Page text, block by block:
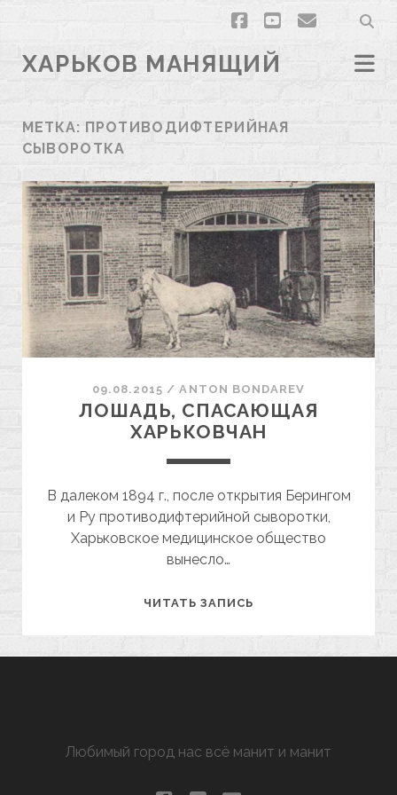
facebook
youtubeemail
ХАРЬКОВ МАНЯЩИЙ
МЕТКА: ПРОТИВОДИФТЕРИЙНАЯ
СЫВОРОТКА
09.08.2015 /ANTON BONDAREV
ЛОШАДЬ, СПАСАЮЩАЯ
ХАРЬКОВЧАН
В далеком 1894 г., после открытия Берингом
и Ру противодифтерийной сыворотки,
Харьковское медицинское общество
вынесло…
ЧИТАТЬ ЗАПИСЬ
Любимый город нас всё манит и манит